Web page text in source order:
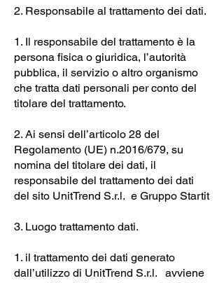
2. Responsabile al trattamento dei dati.
1. Il responsabile del trattamento è la
persona fisica o giuridica, l’autorità
pubblica, il servizio o altro organismo
che tratta dati personali per conto del
titolare del trattamento.
2. Ai sensi dell’articolo 28 del
Regolamento (UE) n.2016/679, su
nomina del titolare dei dati, il
responsabile del trattamento dei dati
del sito UnitTrend S.r.l. e Gruppo Startit
3. Luogo trattamento dati.
1. il trattamento dei dati generato
dall’utilizzo di UnitTrend S.r.l. avviene